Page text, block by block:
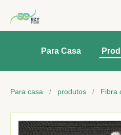
Para Casa
Para casa / produtos / Fibra